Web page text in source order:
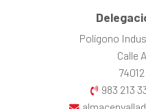
Polígono
Calle
983 213